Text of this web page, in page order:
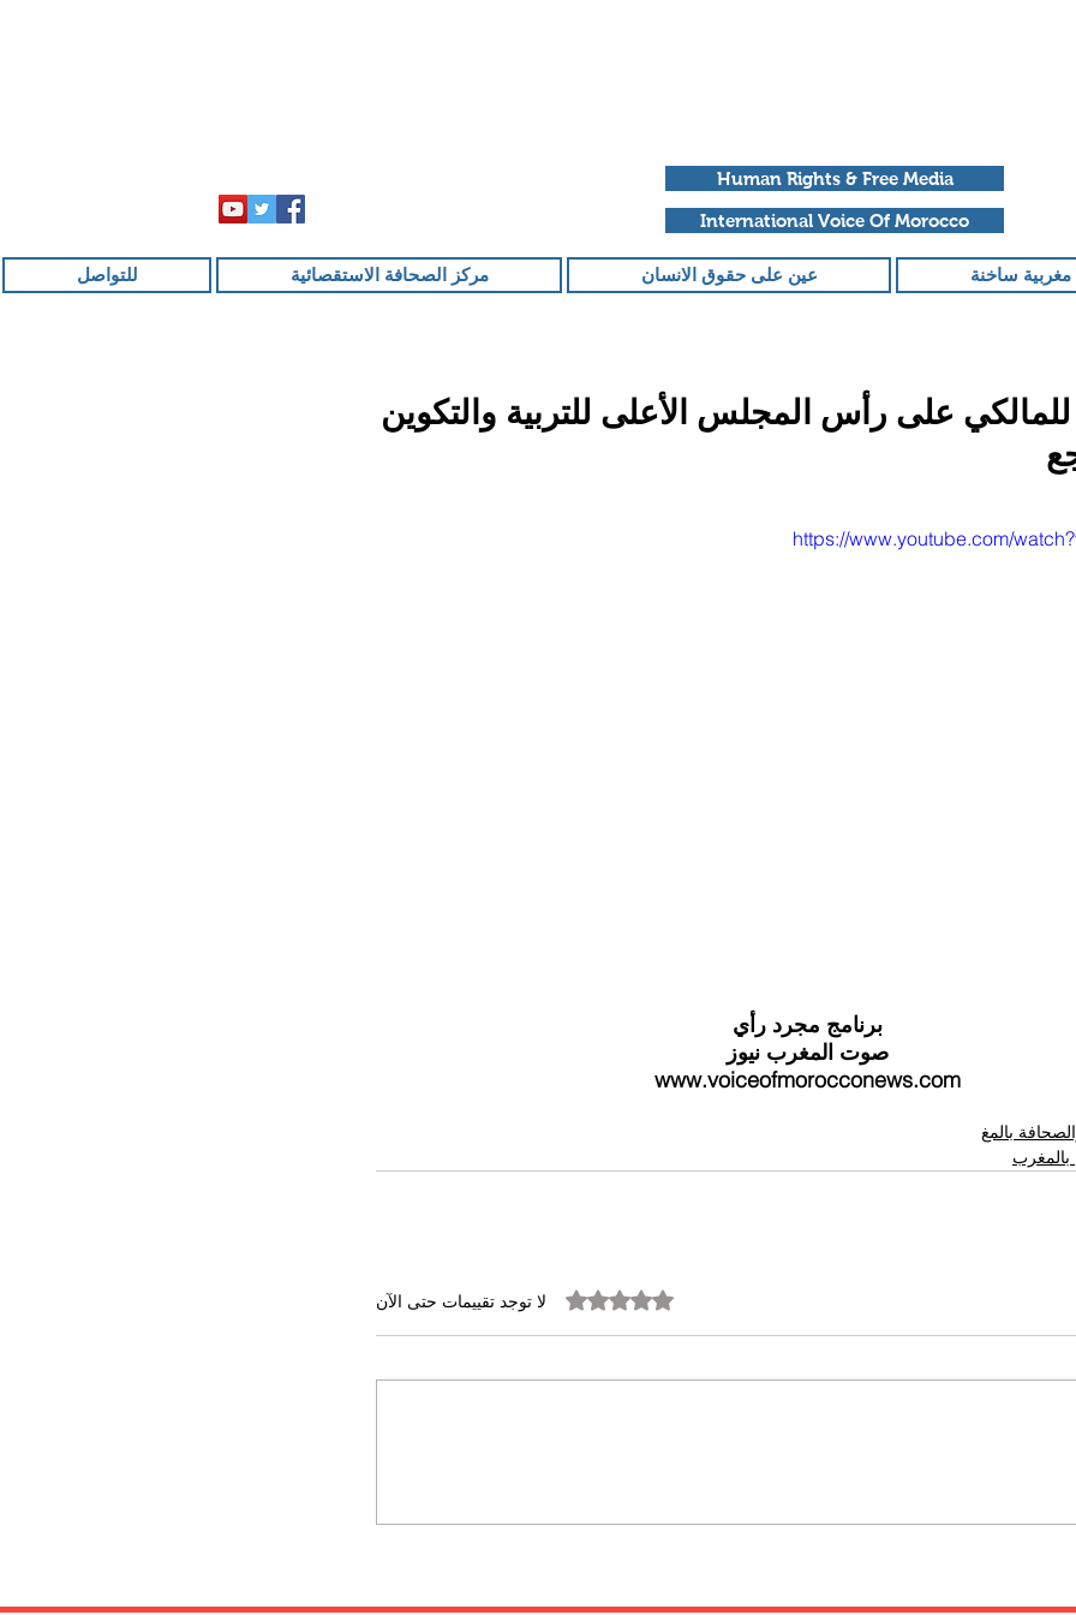
Human Rights & Free Media
International Voice Of Morocco
ساخنة عين على حقوق الانسان مركز الصحافة الاستقصائية للتواصل
للمالكي على رأس المجلس الأعلى للتربية والتكوين
من أصل 5 نجوم.
https://www.youtube.com/
برنامج مجرد رأي
صوت المغرب نيوز
www.voiceofmorocconews.com
بالمغ
تم التقييم بـ 0 من أصل 5 نجوم. لا توجد تقييمات حتى الآن